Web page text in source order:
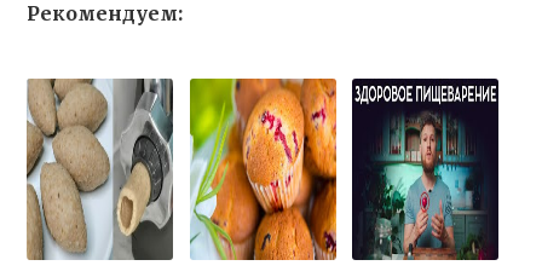
Рекомендуем: